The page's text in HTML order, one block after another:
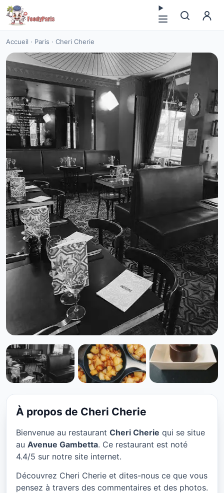
Accueil · Paris · Cheri Cherie
RESTAURANT
Cheri Cherie à Paris
★ 4.4/5
À propos de Cheri Cherie
Bienvenue au restaurant Cheri Cherie qui se situe
au Avenue Gambetta. Ce restaurant est noté
4.4/5 sur notre site internet.
Découvrez Cheri Cherie et dites-nous ce que vous
pensez à travers des commentaires et des photos.